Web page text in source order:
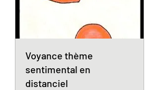
Voyance thème
sentimental en
distanciel